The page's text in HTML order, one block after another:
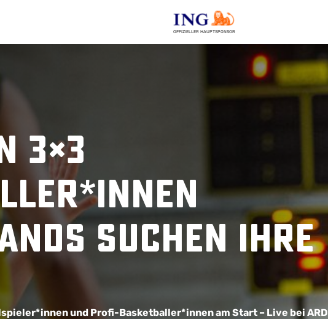
OFFIZIELLER HAUPTSPONSOR
3×3
suchen ihre
und Profi-Basketballer*innen am Start – Live bei ARD